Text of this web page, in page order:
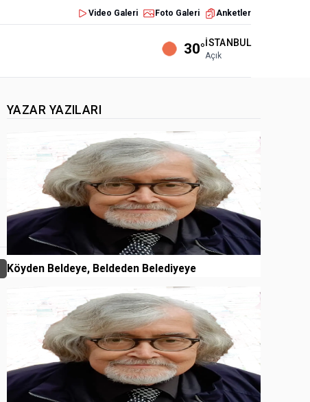
Video Galeri Foto Galeri Anketler
30°İSTANBUL
Açık
YAZAR YAZILARI
Köyden Beldeye, Beldeden Belediyeye